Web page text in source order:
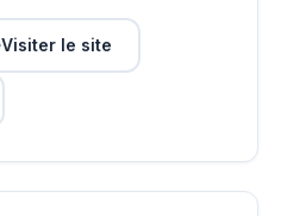
Visiter le site